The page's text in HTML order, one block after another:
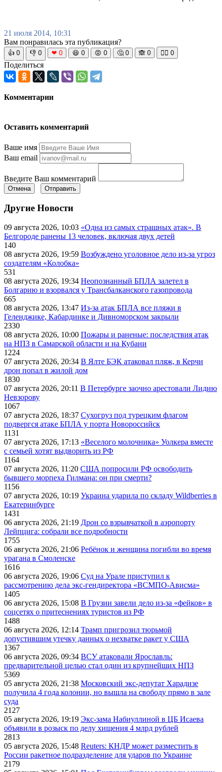
21 июля 2014, 10:31
Вам понравилась эта публикация?
👍 0 👎 0 ❤ 0 😆 0 😡 0 🤔 0 🙈 0 🧘‍♀️ 0
Поделиться
Комментарии
Оставить комментарий
Ваше имя
Ваш email
Введите Ваш комментарий
Отмена Отправить
Другие Новости
09 августа 2026, 10:03 «Одна из самых страшных атак». В
Белгороде ранены 13 человек, включая двух детей
140
08 августа 2026, 19:59 Возбуждено уголовное дело из-за угроз
создателям «Колобка»
531
08 августа 2026, 19:34 Неопознанный БПЛА залетел в
Болгарию и взорвался у Трансбалканского газопровода
665
08 августа 2026, 13:47 Из-за атак БПЛА все пляжи в
Геленджике, Кабардинке и Дивноморском закрыли
2330
08 августа 2026, 10:00 Пожары и раненые: последствия атак
на НПЗ в Самарской области и на Кубани
1224
07 августа 2026, 20:34 В Ялте БЭК атаковал пляж, в Керчи
дрон попал в жилой дом
1830
07 августа 2026, 20:11 В Петербурге заочно арестовали Лидию
Невзорову
1067
07 августа 2026, 18:37 Сухогруз под турецким флагом
подвергся атаке БПЛА у порта Новороссийск
1131
07 августа 2026, 17:13 «Веселого молочника» Уолкера вместе
с семьей хотят выдворить из РФ
1164
07 августа 2026, 11:20 США попросили РФ освободить
бывшего морпеха Гилмана: он при смерти?
1156
07 августа 2026, 10:19 Украина ударила по складу Wildberries в
Екатеринбурге
1431
06 августа 2026, 21:19 Дрон со взрывчаткой в аэропорту
Лейпцига: собрали все подробности
1755
06 августа 2026, 21:06 Ребёнок и женщина погибли во время
урагана в Смоленске
1616
06 августа 2026, 19:06 Суд на Урале приступил к
рассмотрению дела экс-гендиректора «ВСМПО-Ависма»
1405
06 августа 2026, 15:08 В Грузии завели дело из-за «фейков» в
соцсетях о притеснениях туристов из РФ
1488
06 августа 2026, 12:14 Трамп пригрозил тюрьмой
допустившим утечку данных о нехватке ракет у США
1367
06 августа 2026, 09:34 ВСУ атаковали Ярославль:
предварительной целью стал один из крупнейших НПЗ
5369
05 августа 2026, 21:38 Московский экс-депутат Харадизе
получила 4 года колонии, но вышла на свободу прямо в зале
суда
2127
05 августа 2026, 19:19 Экс-зама Набиуллиной в ЦБ Исаева
объявили в розыск по делу хищения 4 млрд рублей
2813
05 августа 2026, 15:48 Reuters: КНДР может разместить в
России ракетное подразделение для ударов по Украине
2179